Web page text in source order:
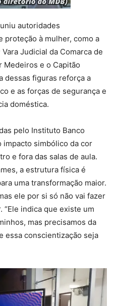
autoridades
proteção à mulher, como a
Judicial da Comarca de
Medeiros e o Capitão
dessas figuras reforça a
e as forças de segurança e
doméstica.
pelo Instituto Banco
simbólico da cor
e fora das salas de aula.
a estrutura física é
uma transformação maior.
ele por si só não vai fazer
“Ele indica que existe um
mas precisamos da
essa conscientização seja